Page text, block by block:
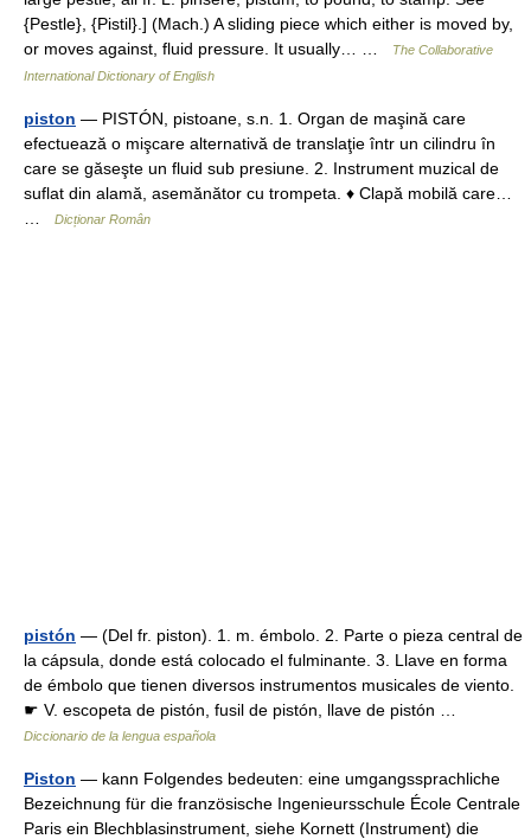
{Pestle}, {Pistil}.] (Mach.) A sliding piece which either is moved by,
or moves against, fluid pressure. It usually… …
The Collaborative
International Dictionary of English
piston — PISTÓN, pistoane, s.n. 1. Organ de maşină care
efectuează o mişcare alternativă de translaţie într un cilindru în
care se găseşte un fluid sub presiune. 2. Instrument muzical de
suflat din alamă, asemănător cu trompeta. ♦ Clapă mobilă care…
Dicționar Român
pistón — (Del fr. piston). 1. m. émbolo. 2. Parte o pieza central de
la cápsula, donde está colocado el fulminante. 3. Llave en forma
de émbolo que tienen diversos instrumentos musicales de viento.
☛ V. escopeta de pistón, fusil de pistón, llave de pistón …
Diccionario de la lengua española
Piston — kann Folgendes bedeuten: eine umgangssprachliche
Bezeichnung für die französische Ingenieursschule École Centrale
Paris ein Blechblasinstrument, siehe Kornett (Instrument) die